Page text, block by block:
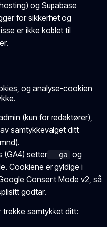
og Supabase
for sikkerhet og
er ikke koblet til
og analyse-cookien
(kun for redaktører),
samtykkevalget ditt
(GA4) setter _ga og
Cookiene er gyldige i
Consent Mode v2, så
godtar.
trekke samtykket ditt: